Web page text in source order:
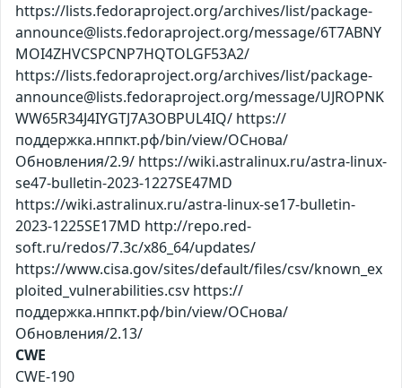
https://lists.fedoraproject.org/archives/list/package-
announce@lists.fedoraproject.org/message/6T7ABNY
MOI4ZHVCSPCNP7HQTOLGF53A2/
https://lists.fedoraproject.org/archives/list/package-
announce@lists.fedoraproject.org/message/UJROPNK
WW65R34J4IYGTJ7A3OBPUL4IQ/ https://
поддержка.нппкт.рф/bin/view/ОСнова/
Обновления/2.9/ https://wiki.astralinux.ru/astra-linux-
se47-bulletin-2023-1227SE47MD
https://wiki.astralinux.ru/astra-linux-se17-bulletin-
2023-1225SE17MD http://repo.red-
soft.ru/redos/7.3c/x86_64/updates/
https://www.cisa.gov/sites/default/files/csv/known_ex
ploited_vulnerabilities.csv https://
поддержка.нппкт.рф/bin/view/ОСнова/
Обновления/2.13/
CWE
CWE-190